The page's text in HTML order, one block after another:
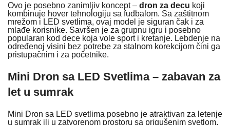
Ovo je posebno zanimljiv koncept – dron za decu koji
kombinuje hover tehnologiju sa fudbalom. Sa zaštitnom
mrežom i LED svetlima, ovaj model je siguran čak i za
mlađe korisnike. Savršen je za grupnu igru i posebno
popularan kod dece koja vole sport i kretanje. Lebdenje na
određenoj visini bez potrebe za stalnom korekcijom čini ga
pristupačnim i za početnike.
Mini Dron sa LED Svetlima – zabavan za
let u sumrak
Mini Dron sa LED svetlima posebno je atraktivan za letenje
u sumrak ili u zatvorenom prostoru sa prigušenim svetlom.